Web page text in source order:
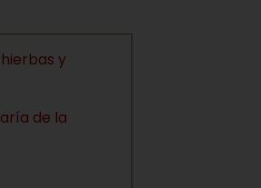
y
de la